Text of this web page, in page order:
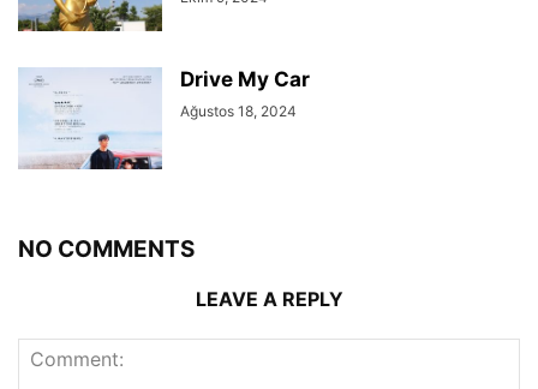
Drive My Car
Ağustos 18, 2024
NO COMMENTS
LEAVE A REPLY